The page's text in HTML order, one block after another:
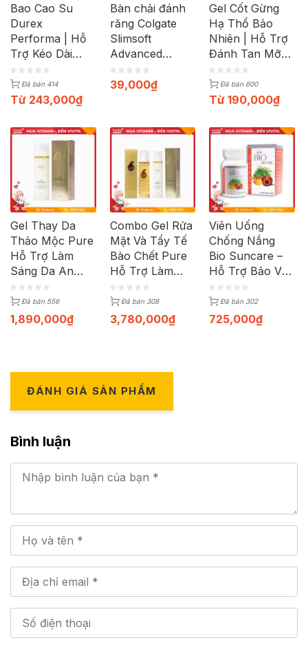
Bao Cao Su
Durex
Performa | Hỗ
Trợ Kéo Dài
Thời Gian | Hộp
12cĐã bán 414
Từ 243,000₫
Bàn chải đánh
răng Colgate
Slimsoft
Advanced
Volcanic
39,000₫
Gel Cốt Gừng
Hạ Thổ Bảo
Nhiên | Hỗ Trợ
Đánh Tan Mỡ
Bụng Cho Mẹ
Sau Sinh | Lọ
330ml
Đã bán 600
Từ190,000₫
Gel Thay Da
Thảo Mộc Pure
Hỗ Trợ Làm
Sáng Da An
Toàn | Chai
150ml
Đã bán 556
1,890,000₫
Combo Gel Rửa
Mặt Và Tẩy Tế
Bào Chết Pure
Hỗ Trợ Làm
Sạch Da Mặt | 2
Chai Dạng Tinh
Chất
Đã bán 308
3,780,000₫
Viên Uống
Chống Nắng
Bio Suncare –
Hỗ Trợ Bảo Vệ
Da Toàn Diện |
Hộp 60 Viên
Đã bán 302
725,000₫
ĐÁNH GIÁ SẢN PHẨM
Bình luận